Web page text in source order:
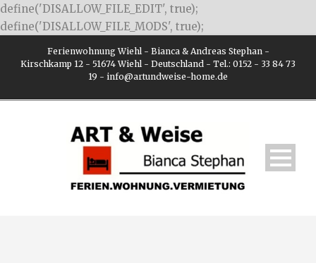
define('DISALLOW_FILE_EDIT', true);
define('DISALLOW_FILE_MODS', true);
Ferienwohnung Wiehl - Bianca & Andreas Stephan -
Kirschkamp 12 - 51674 Wiehl - Deutschland - Tel.: 0152 - 33 84 73
19 - info@artundweise-home.de